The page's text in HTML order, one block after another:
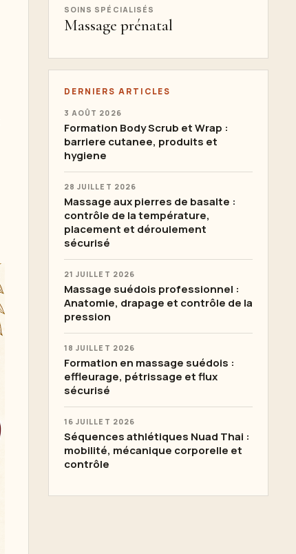
SOINS SPÉCIALISÉS
Massage prénatal
DERNIERS ARTICLES
3 AOÛT 2026
Formation Body Scrub et Wrap :
barriere cutanee, produits et
hygiene
28 JUILLET 2026
Massage aux pierres de basalte :
contrôle de la température,
placement et déroulement
sécurisé
21 JUILLET 2026
Massage suédois professionnel :
Anatomie, drapage et contrôle de la
pression
18 JUILLET 2026
Formation en massage suédois :
effleurage, pétrissage et flux
sécurisé
16 JUILLET 2026
Séquences athlétiques Nuad Thai :
mobilité, mécanique corporelle et
contrôle